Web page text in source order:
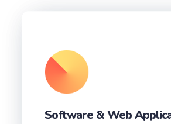
Software & Web